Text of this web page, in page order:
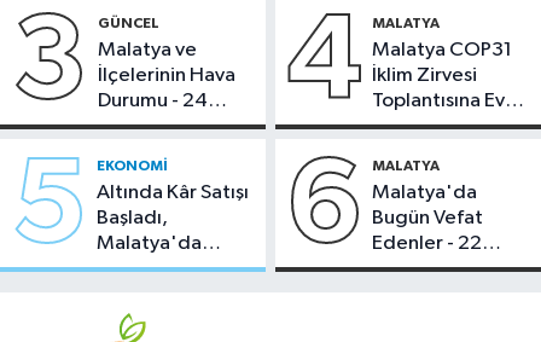
3 GÜNCEL
Malatya ve
İlçelerinin Hava
Durumu - 24
Temmuz 2026
4 MALATYA
Malatya COP31
İklim Zirvesi
Toplantısına Ev
Sahipliği Yaptı
5 EKONOMI
Altında Kâr Satışı
Başladı,
Malatya'da
Makas Ne
6 MALATYA
Malatya'da
Bugün Vefat
Edenler - 22
Temmuz 2026